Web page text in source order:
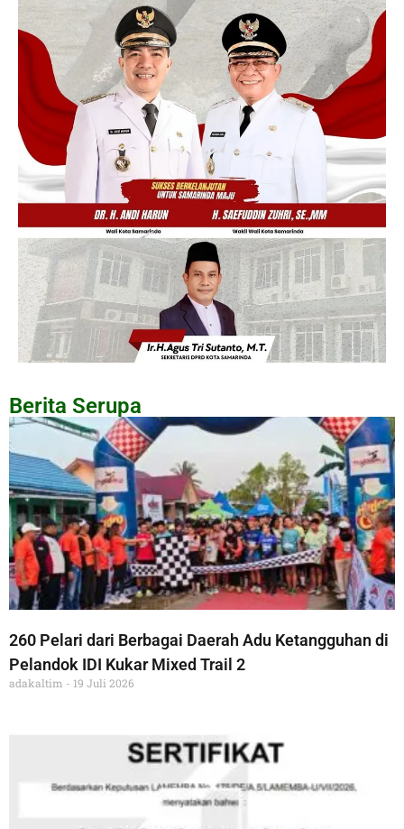
Berita Serupa
260 Pelari dari Berbagai Daerah Adu Ketangguhan di
Pelandok IDI Kukar Mixed Trail 2
adakaltim 19 Juli 2026